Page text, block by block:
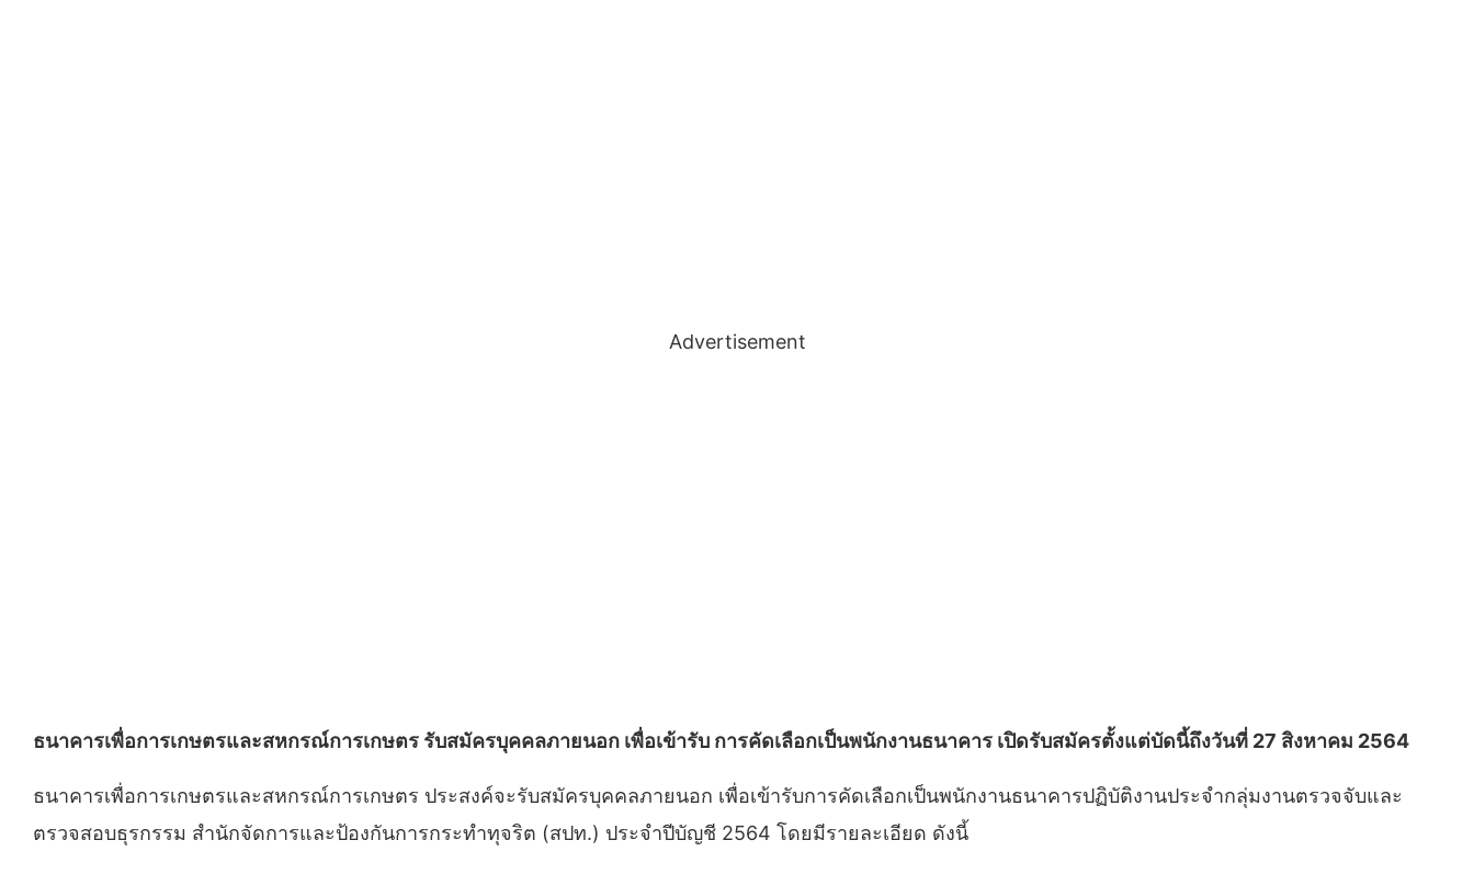
Advertisement
ธนาคารเพื่อการเกษตรและสหกรณ์การเกษตร รับสมัครบุคคลภายนอก เพื่อเข้ารับ การคัดเลือกเป็นพนักงานธนาคาร เปิดรับสมัครตั้งแต่บัดนี้ถึงวันที่ 27 สิงหาคม 2564
ธนาคารเพื่อการเกษตรและสหกรณ์การเกษตร ประสงค์จะรับสมัครบุคคลภายนอก เพื่อเข้ารับการคัดเลือกเป็นพนักงานธนาคารปฏิบัติงานประจำกลุ่มงานตรวจจับและ
ตรวจสอบธุรกรรม สำนักจัดการและป้องกันการกระทำทุจริต (สปท.) ประจำปีบัญชี 2564 โดยมีรายละเอียด ดังนี้